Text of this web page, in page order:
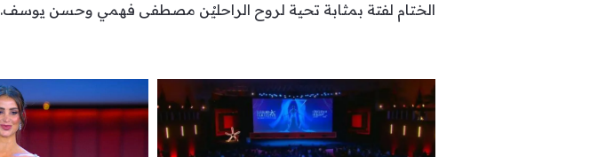
الختام لفتة بمثابة تحية لروح الراحليْن مصطفى فهمي وحسن يوسف.